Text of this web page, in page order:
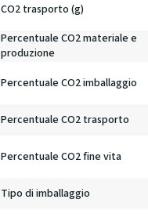
CO2 trasporto (g)
Percentuale CO2 materiale e
produzione
Percentuale CO2 imballaggio
Percentuale CO2 trasporto
Percentuale CO2 fine vita
Tipo di imballaggio